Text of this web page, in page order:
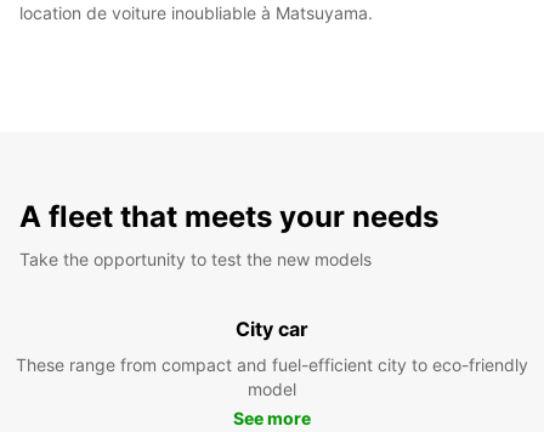
location de voiture inoubliable à Matsuyama.
A fleet that meets your needs
Take the opportunity to test the new models
City car
These range from compact and fuel-efficient city to eco-friendly
model
See more